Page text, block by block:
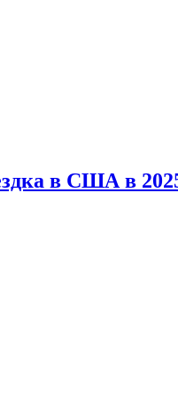
в США в